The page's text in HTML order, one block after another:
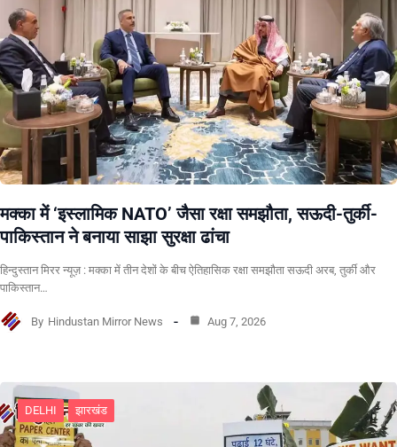
मक्का में ‘इस्लामिक NATO’ जैसा रक्षा समझौता, सऊदी-तुर्की-
पाकिस्तान ने बनाया साझा सुरक्षा ढांचा
हिन्दुस्तान मिरर न्यूज़ : मक्का में तीन देशों के बीच ऐतिहासिक रक्षा समझौता सऊदी अरब, तुर्की और
पाकिस्तान…
By Hindustan Mirror News Aug 7, 2026
DELHI झारखंड